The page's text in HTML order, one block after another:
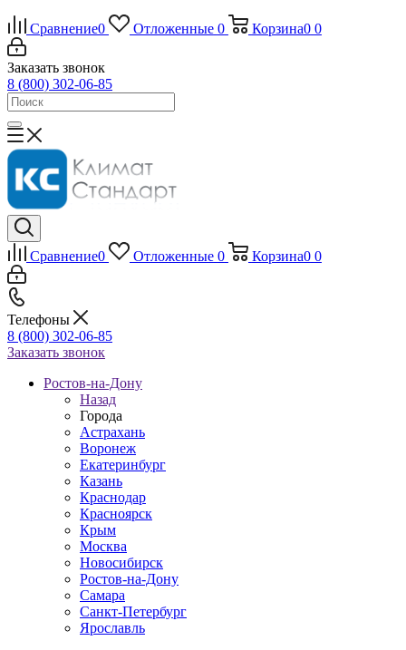
Сравнение0 Отложенные 0 Корзина0 0
Заказать звонок
8 (800) 302-06-85
Сравнение0 Отложенные 0 Корзина0 0
Телефоны
8 (800) 302-06-85
Заказать звонок
Ростов-на-Дону
Назад
Города
Астрахань
Воронеж
Екатеринбург
Казань
Краснодар
Красноярск
Крым
Москва
Новосибирск
Ростов-на-Дону
Самара
Санкт-Петербург
Ярославль